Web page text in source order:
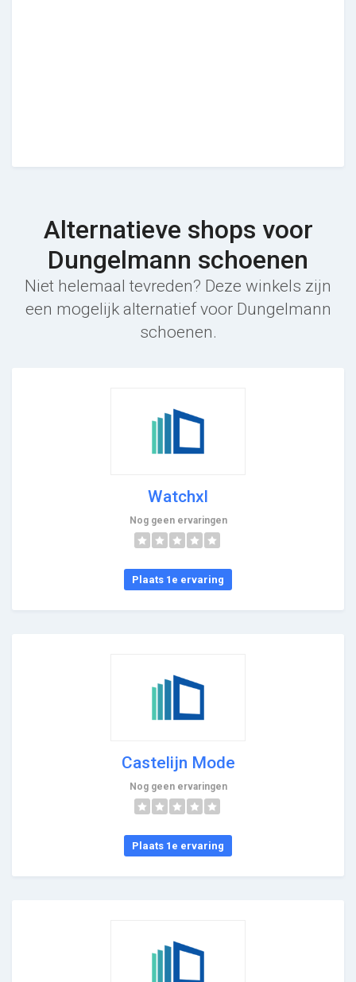
Alternatieve shops voor
Dungelmann schoenen
Niet helemaal tevreden? Deze winkels zijn
een mogelijk alternatief voor Dungelmann
schoenen.
Watchxl
Nog geen ervaringen
Plaats 1e ervaring
Castelijn Mode
Nog geen ervaringen
Plaats 1e ervaring